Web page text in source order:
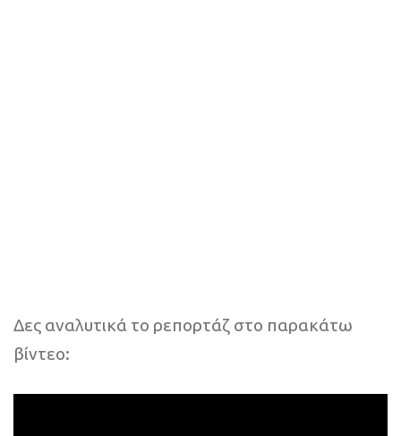
Δες αναλυτικά το ρεπορτάζ στο παρακάτω
βίντεο: